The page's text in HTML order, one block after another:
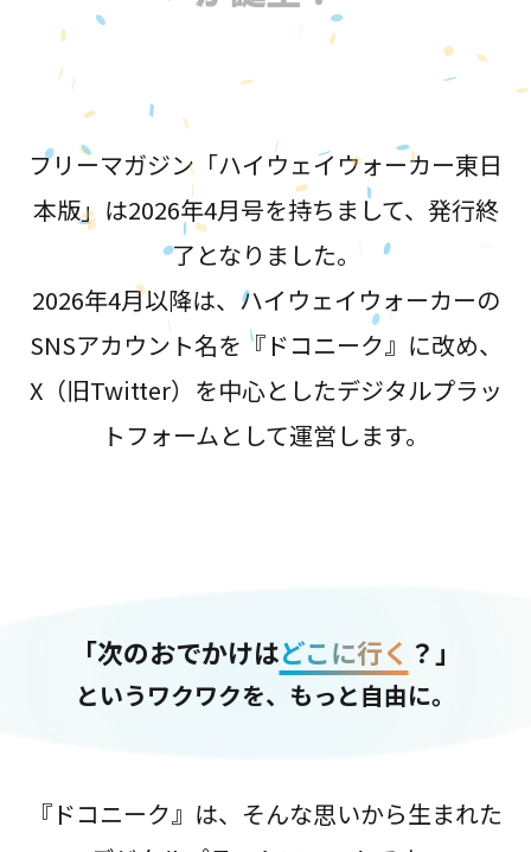
フリーマガジン「ハイウェイウォーカー東日
本版」は2026年4月号を持ちまして、発行終
了となりました。
2026年4月以降は、ハイウェイウォーカーの
SNSアカウント名を『ドコニーク』に改め、
X（旧Twitter）を中心としたデジタルプラッ
トフォームとして運営します。
「次のおでかけはどこに行く ？」
というワクワクを、もっと自由に。
『ドコニーク』は、そんな思いから生まれた